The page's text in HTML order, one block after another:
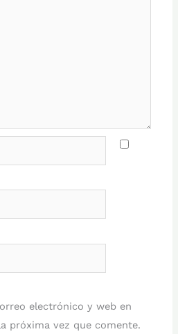
electrónico y web en
próxima vez que comente.